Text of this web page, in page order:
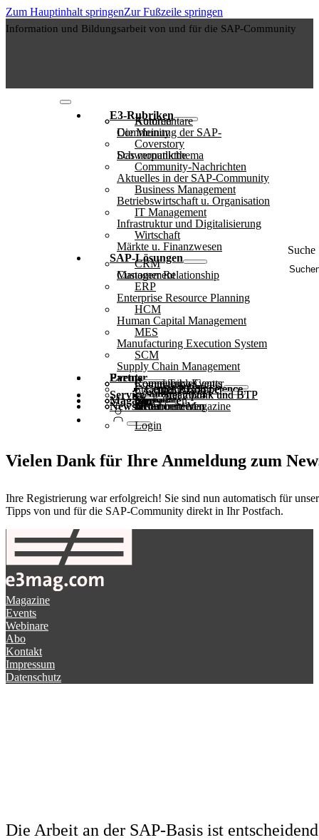
Zum Hauptinhalt springenZur Fußzeile springen
Information und Bildungsarbeit von und für die SAP-Community
E3-Rubriken
Autoren
Kommentare
Die Meinung der SAP-Community
Coverstory
Das monatliche Schwerpunktthema
Community-Nachrichten
Aktuelles in der SAP-Community
Business Management
Betriebswirtschaft u. Organisation
IT Management
Infrastruktur und Digitalisierung
Wirtschaft
Märkte u. Finanzwesen
SAP-Lösungen
CRM
Customer Relationship Management
ERP
Enterprise Resource Planning
HCM
Human Capital Management
MES
Manufacturing Execution System
SCM
Supply Chain Management
Partner
EventsCommunity-Events
Round Tables
Competence Center
SAP Competence Center 2025
SAP Competence Center 2024
SAP Competence Center 2023
Steampunk & BTP
Steampunk und BTP Summit 2025
Steampunk und BTP Summit 2024
Webinare
ServiceGlossar
Formulare
Kontakt
Mediadaten
Magazinhier abonnieren
für Abonnenten
kostenfreie Magazine
Newsletter
Login
Suche
Vielen Dank für Ihre Anmeldung zum
Ihre Registrierung war erfolgreich! Sie sind nun automatisch für
Tipps von und für die SAP-Community direkt in Ihr Postfach.
Magazine
Events
Webinare
Abo
Kontakt
Impressum
Datenschutz
Die Arbeit an der SAP-Basis ist